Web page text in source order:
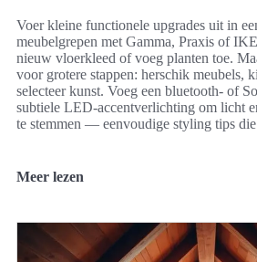
Voer kleine functionele upgrades uit in
meubelgrepen met Gamma, Praxis of
nieuw vloerkleed of voeg planten toe.
voor grotere stappen: herschik meubels,
selecteer kunst. Voeg een bluetooth- of
subtiele LED-accentverlichting om licht
te stemmen — eenvoudige styling tips
Meer lezen